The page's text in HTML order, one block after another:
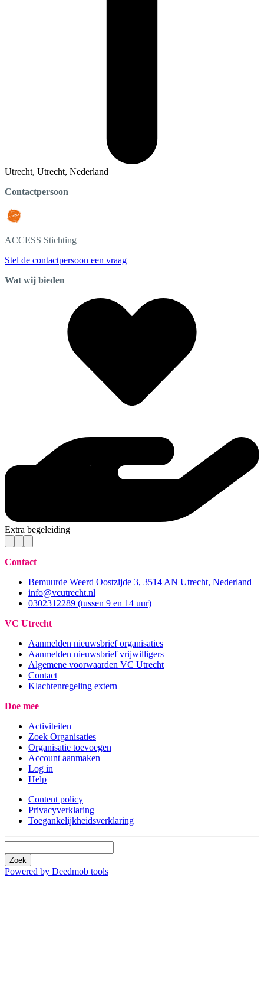
Utrecht, Utrecht, Nederland
Contactpersoon
ACCESS Stichting
Stel de contactpersoon een vraag
Wat wij bieden
Extra begeleiding
Contact
Bemuurde Weerd Oostzijde 3, 3514 AN Utrecht, Nederland
info@vcutrecht.nl
0302312289 (tussen 9 en 14 uur)
VC Utrecht
Aanmelden nieuwsbrief organisaties
Aanmelden nieuwsbrief vrijwilligers
Algemene voorwaarden VC Utrecht
Contact
Klachtenregeling extern
Doe mee
Activiteiten
Zoek Organisaties
Organisatie toevoegen
Account aanmaken
Log in
Help
Content policy
Privacyverklaring
Toegankelijkheidsverklaring
Zoek
Powered by Deedmob tools